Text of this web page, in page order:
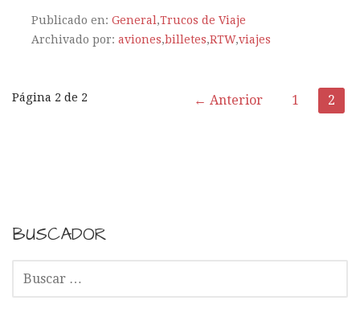
Publicado en: General ,Trucos de Viaje
Archivado por: aviones,billetes,RTW,viajes
e
g
Página 2 de 2 ← Anterior 1 2
BUSCADOR